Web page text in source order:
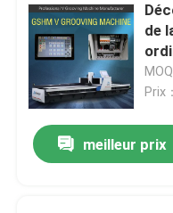
de
Prix
meilleur prix